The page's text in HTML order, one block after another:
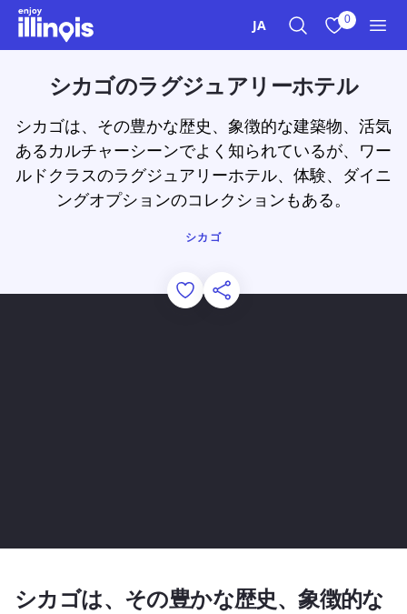
本文へスキップ
JA 0
シカゴのラグジュアリーホテル
シカゴは、その豊かな歴史、象徴的な建築物、活気
あるカルチャーシーンでよく知られているが、ワー
ルドクラスのラグジュアリーホテル、体験、ダイニ
ングオプションのコレクションもある。
シカゴ
Add to Favorites
このページを共有する
シカゴは、その豊かな歴史、象徴的な